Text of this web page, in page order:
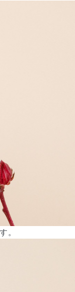
？
りません。好
ておりませ
、お届け日の
。